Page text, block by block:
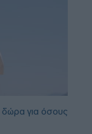
δώρα για όσους